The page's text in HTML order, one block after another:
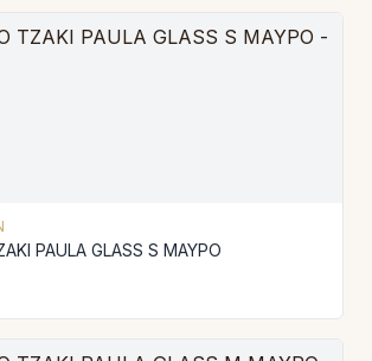
PAULA GLASS S ΜΑΥΡΟ